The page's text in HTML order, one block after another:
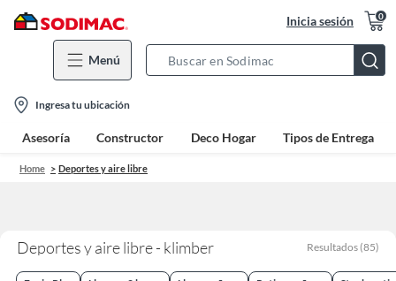
Inicia sesión 0
Menú
Bar
location-
icon
Ingresa tu ubicación
Asesoría Constructor Deco Hogar Tipos de Entrega
Home Deportes y aire libre
Deportes y aire libre - klimber Resultados (85)